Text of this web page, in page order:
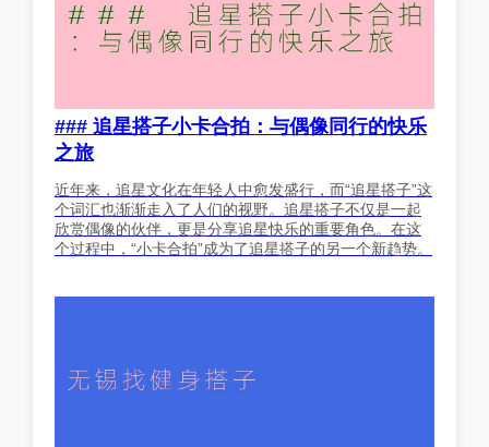
### 追星搭子小卡合拍：与偶像同行的快乐
之旅
近年来，追星文化在年轻人中愈发盛行，而“追星搭子”这
个词汇也渐渐走入了人们的视野。追星搭子不仅是一起
欣赏偶像的伙伴，更是分享追星快乐的重要角色。在这
个过程中，“小卡合拍”成为了追星搭子的另一个新趋势。